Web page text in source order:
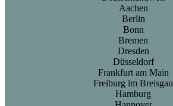
Aachen
Berlin
Bonn
Bremen
Dresden
Düsseldorf
Frankfurt am Main
Freiburg im Breisgau
Hamburg